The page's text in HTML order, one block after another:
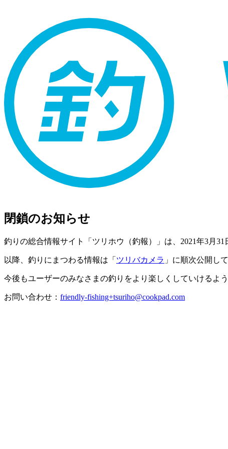
閉鎖のお知らせ
釣りの総合情報サイト「ツリホウ（釣報）」は、2021年3月
以降、釣りにまつわる情報は「 ツリバカメラ 」に順次公開し
今後もユーザーのみなさまの釣りをより楽しくしていけるよ
お問い合わせ： friendly-fishing+tsuriho@cookpad.com